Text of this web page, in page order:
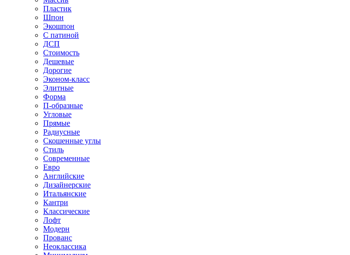
Пластик
Шпон
Экошпон
С патиной
ДСП
Стоимость
Дешевые
Дорогие
Эконом-класс
Элитные
Форма
П-образные
Угловые
Прямые
Радиусные
Скошенные углы
Стиль
Современные
Евро
Английские
Дизайнерские
Итальянские
Кантри
Классические
Лофт
Модерн
Прованс
Неоклассика